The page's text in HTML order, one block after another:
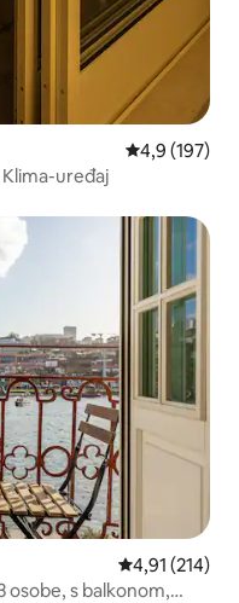
Prosječna
4,9 (197)
uređaj
„Odabrali gosti”
Prosječna
4,91 (214)
osobe, s balkonom,